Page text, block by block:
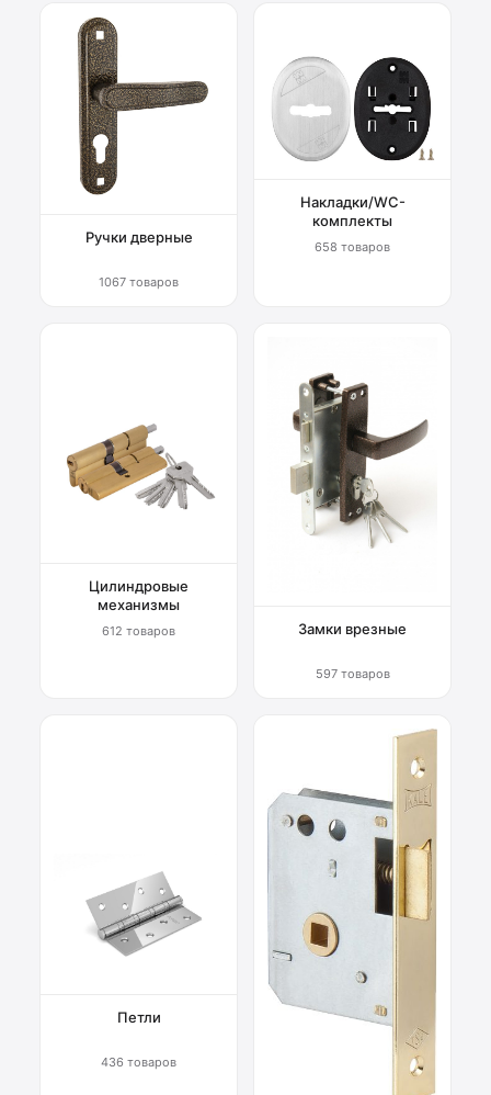
Ручки дверные
1067 товаров
Накладки/WC-
комплекты
658 товаров
Цилиндровые
механизмы
612 товаров Замки врезные
597 товаров
Петли
436 товаров